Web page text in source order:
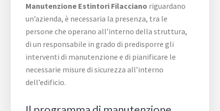
Manutenzione Estintori Filacciano riguardano
un’azienda, è necessaria la presenza, tra le
persone che operano all’interno della struttura,
di un responsabile in grado di predisporre gli
interventi di manutenzione e di pianificare le
necessarie misure di sicurezza all’interno
dell’edificio.